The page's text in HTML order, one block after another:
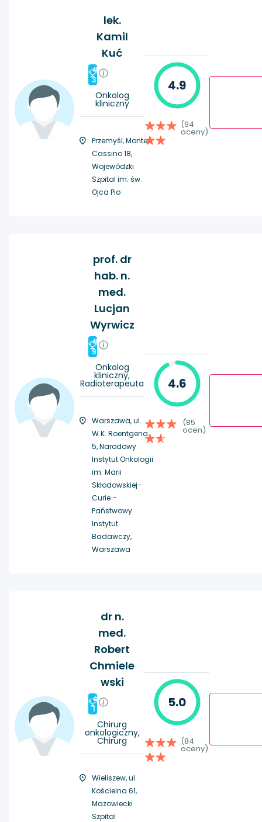
lek.
Kamil
Kuć
#
3
Onkolog
kliniczny
Przemyśl, Monte
Cassino 18,
Wojewódzki
Szpital im. św.
Ojca Pio
4.9
(94
oceny)
prof. dr
hab. n.
med.
Lucjan
Wyrwicz
#
9
Onkolog
kliniczny,
Radioterapeuta
Warszawa, ul.
W.K. Roentgena
5, Narodowy
Instytut Onkologii
im. Marii
Skłodowskiej-
Curie –
Państwowy
Instytut
Badawczy,
Warszawa
4.6
(85
ocen)
dr n.
med.
Robert
Chmiele
wski
#
1
Chirurg
onkologiczny,
Chirurg
Wieliszew, ul.
Kościelna 61,
Mazowiecki
Szpital
5.0
(84
oceny)